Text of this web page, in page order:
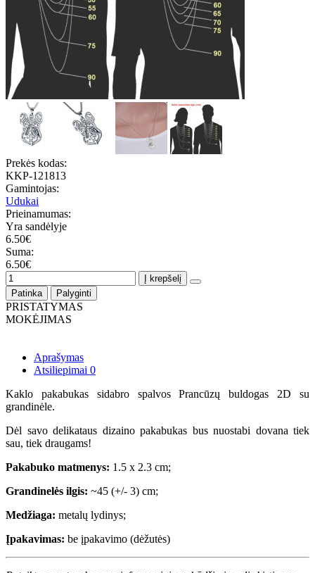
Prekės kodas:
KKP-121813
Gamintojas:
Udukai
Prieinamumas:
Yra sandėlyje
6.50€
Suma:
6.50€
Į krepšelį
Patinka
Palyginti
PRISTATYMAS
MOKĖJIMAS
Aprašymas
Atsiliepimai 0
Kaklo pakabukas sidabro spalvos Prancūzų buldogas 2D su
grandinėle.
Dėl savo delikataus dizaino pakabukas bus nuostabi dovana tiek
sau, tiek draugams!
Pakabuko matmenys: 1.5 x 2.3 cm;
Grandinelės ilgis: ~45 (+/- 3) cm;
Medžiaga: metalų lydinys;
Įpakavimas: be įpakavimo (dėžutės)